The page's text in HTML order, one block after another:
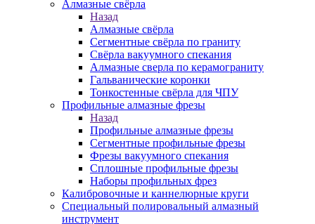
Алмазные свёрла
Назад
Алмазные свёрла
Сегментные свёрла по граниту
Свёрла вакуумного спекания
Алмазные сверла по керамограниту
Гальванические коронки
Тонкостенные свёрла для ЧПУ
Профильные алмазные фрезы
Назад
Профильные алмазные фрезы
Сегментные профильные фрезы
Фрезы вакуумного спекания
Сплошные профильные фрезы
Наборы профильных фрез
Калибровочные и каннелюрные круги
Специальный полировальный алмазный
инструмент